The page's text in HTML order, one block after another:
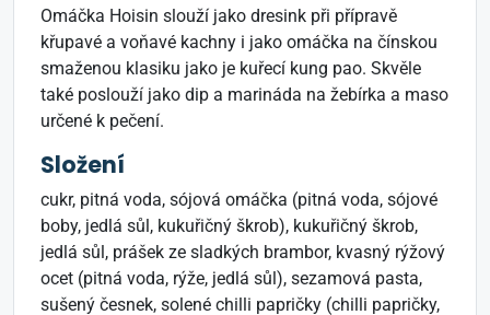
Omáčka Hoisin slouží jako dresink při přípravě
křupavé a voňavé kachny i jako omáčka na čínskou
smaženou klasiku jako je kuřecí kung pao. Skvěle
také poslouží jako dip a marináda na žebírka a maso
určené k pečení.
Složení
cukr, pitná voda, sójová omáčka (pitná voda, sójové
boby, jedlá sůl, kukuřičný škrob), kukuřičný škrob,
jedlá sůl, prášek ze sladkých brambor, kvasný rýžový
ocet (pitná voda, rýže, jedlá sůl), sezamová pasta,
sušený česnek, solené chilli papričky (chilli papričky,